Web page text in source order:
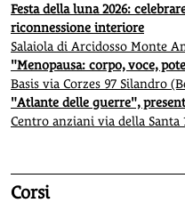
Festa della luna 2026:
riconnessione interiore
Salaiola di Arcidosso Monte
"Menopausa: corpo, voce,
Basis via Corzes 97 Silandro
"Atlante delle guerre",
Centro anziani via della Santa
Corsi